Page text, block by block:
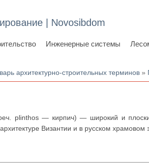
| Novosibdom
Инженерные системы
архитектурно-строительных терминов »
plinthos — кирпич) — широкий и
Византии и в русском храмовом